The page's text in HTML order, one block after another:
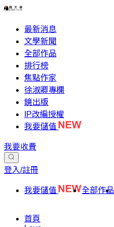
最新消息
文學新聞
全部作品
排行榜
焦點作家
徐淑卿專欄
鏡出版
IP改編授權
我要儲值
我要收費
登入/註冊
我要儲值 全部作品
首頁